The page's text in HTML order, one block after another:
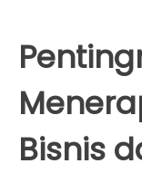
Bisnis